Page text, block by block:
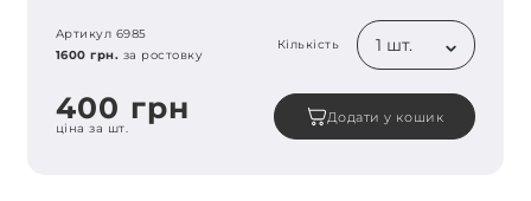
Артикул 6985
1600 грн. за ростовку
Кількість 1 шт.
400 грн
ціна за шт.
Додати у кошик